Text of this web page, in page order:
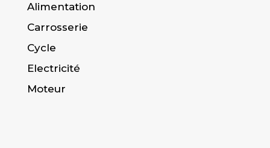
Alimentation
Carrosserie
Cycle
Electricité
Moteur